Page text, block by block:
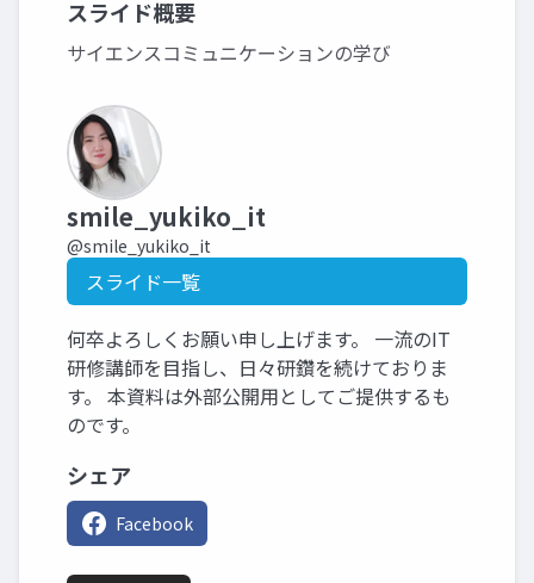
スライド概要
サイエンスコミュニケーションの学び
smile_yukiko_it
@smile_yukiko_it
スライド一覧
何卒よろしくお願い申し上げます。 一流のIT
研修講師を目指し、日々研鑽を続けておりま
す。 本資料は外部公開用としてご提供するも
のです。
シェア
Facebook